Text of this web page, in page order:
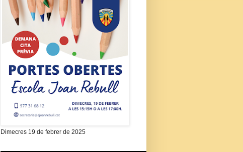
Dimecres 19 de febrer de 2025